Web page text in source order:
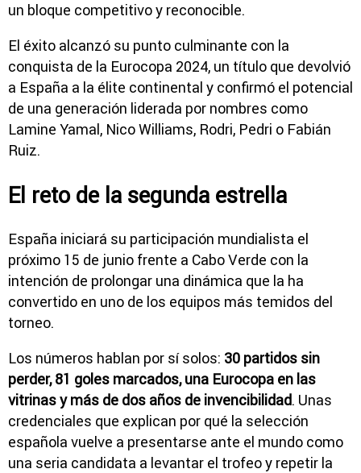
un bloque competitivo y reconocible.
El éxito alcanzó su punto culminante con la
conquista de la Eurocopa 2024, un título que devolvió
a España a la élite continental y confirmó el potencial
de una generación liderada por nombres como
Lamine Yamal, Nico Williams, Rodri, Pedri o Fabián
Ruiz.
El reto de la segunda estrella
España iniciará su participación mundialista el
próximo 15 de junio frente a Cabo Verde con la
intención de prolongar una dinámica que la ha
convertido en uno de los equipos más temidos del
torneo.
Los números hablan por sí solos: 30 partidos sin
perder, 81 goles marcados, una Eurocopa en las
vitrinas y más de dos años de invencibilidad. Unas
credenciales que explican por qué la selección
española vuelve a presentarse ante el mundo como
una seria candidata a levantar el trofeo y repetir la